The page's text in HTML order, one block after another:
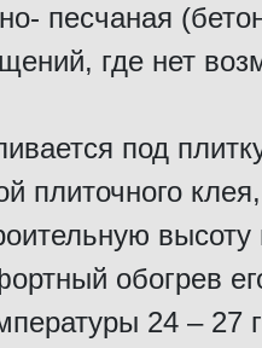
песчаная
где нет
под
плиточного
высоту
обогрев
24 – 27